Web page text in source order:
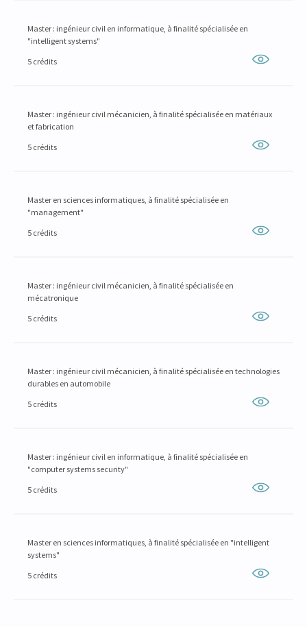
Master : ingénieur civil en informatique, à finalité spécialisée en
"intelligent systems"
5 crédits
Master : ingénieur civil mécanicien, à finalité spécialisée en matériaux
et fabrication
5 crédits
Master en sciences informatiques, à finalité spécialisée en
"management"
5 crédits
Master : ingénieur civil mécanicien, à finalité spécialisée en
mécatronique
5 crédits
Master : ingénieur civil mécanicien, à finalité spécialisée en technologies
durables en automobile
5 crédits
Master : ingénieur civil en informatique, à finalité spécialisée en
"computer systems security"
5 crédits
Master en sciences informatiques, à finalité spécialisée en "intelligent
systems"
5 crédits